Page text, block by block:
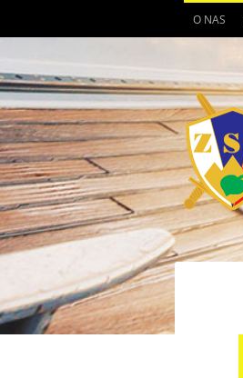
O NAS